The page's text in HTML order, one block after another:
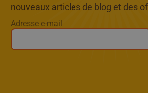
nouveaux articles de blog et des
Adresse e-mail